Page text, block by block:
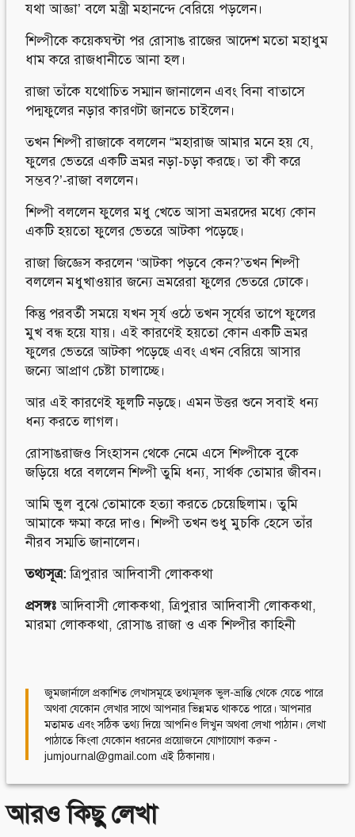
যথা আজ্ঞা’ বলে মন্ত্রী মহানন্দে বেরিয়ে পড়লেন।
শিল্পীকে কয়েকঘন্টা পর রোসাঙ রাজের আদেশ মতো মহাধুম
ধাম করে রাজধানীতে আনা হল।
রাজা তাঁকে যথোচিত সম্মান জানালেন এবং বিনা বাতাসে
পদ্মফুলের নড়ার কারণটা জানতে চাইলেন।
তখন শিল্পী রাজাকে বললেন “মহারাজ আমার মনে হয় যে,
ফুলের ভেতরে একটি ভ্রমর নড়া-চড়া করছে। তা কী করে
সম্ভব?’-রাজা বললেন।
শিল্পী বললেন ফুলের মধু খেতে আসা ভ্রমরদের মধ্যে কোন
একটি হয়তো ফুলের ভেতরে আটকা পড়েছে।
রাজা জিজ্ঞেস করলেন ‘আটকা পড়বে কেন?’তখন শিল্পী
বললেন মধুখাওয়ার জন্যে ভ্রমরেরা ফুলের ভেতরে ঢোকে।
কিন্তু পরবর্তী সময়ে যখন সূর্য ওঠে তখন সূর্যের তাপে ফুলের
মুখ বন্ধ হয়ে যায়। এই কারণেই হয়তো কোন একটি ভ্রমর
ফুলের ভেতরে আটকা পড়েছে এবং এখন বেরিয়ে আসার
জন্যে আপ্রাণ চেষ্টা চালাচ্ছে।
আর এই কারণেই ফুলটি নড়ছে। এমন উত্তর শুনে সবাই ধন্য
ধন্য করতে লাগল।
রোসাঙরাজও সিংহাসন থেকে নেমে এসে শিল্পীকে বুকে
জড়িয়ে ধরে বললেন শিল্পী তুমি ধন্য, সার্থক তোমার জীবন।
আমি ভুল বুঝে তোমাকে হত্যা করতে চেয়েছিলাম। তুমি
আমাকে ক্ষমা করে দাও। শিল্পী তখন শুধু মুচকি হেসে তাঁর
নীরব সম্মতি জানালেন।
তথ্যসূত্র:ত্রিপুরার আদিবাসী লোককথা
প্রসঙ্গঃআদিবাসী লোককথা,ত্রিপুরার আদিবাসী লোককথা,
মারমা লোককথা, রোসাঙ রাজা ও এক শিল্পীর কাহিনী
জুমজার্নালে প্রকাশিত লেখাসমূহে তথ্যমূলক ভুল-ভ্রান্তি থেকে যেতে পারে
অথবা যেকোন লেখার সাথে আপনার ভিন্নমত থাকতে পারে। আপনার
মতামত এবং সঠিক তথ্য দিয়ে আপনিও লিখুন অথবা লেখা পাঠান। লেখা
পাঠাতে কিংবা যেকোন ধরনের প্রয়োজনে যোগাযোগ করুন -
jumjournal@gmail.com এই ঠিকানায়।
আরও কিছু লেখা